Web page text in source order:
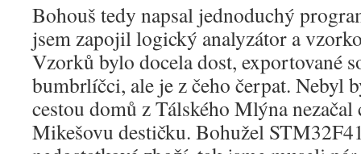
Bohouš tedy napsal jednoduchý
jsem zapojil logický analyzátor a
Vzorků bylo docela dost, exportované
bumbrlíčci, ale je z čeho čerpat. Nebyl
cestou domů z Tálského Mlýna
Mikešovu destičku. Bohužel